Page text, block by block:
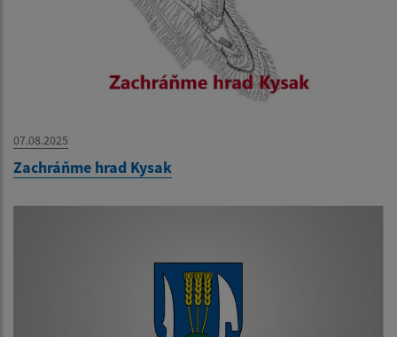
07.08.2025
Zachráňme hrad Kysak